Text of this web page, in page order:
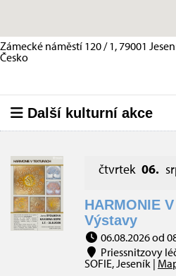
Zámecké náměstí 120 / 1, 79001
Česko
Další kulturní akce
čtvrtek 06.
HARMONIE
Výstavy
06.08.2026 od
Priessnitzovy
SOFIE, Jeseník |